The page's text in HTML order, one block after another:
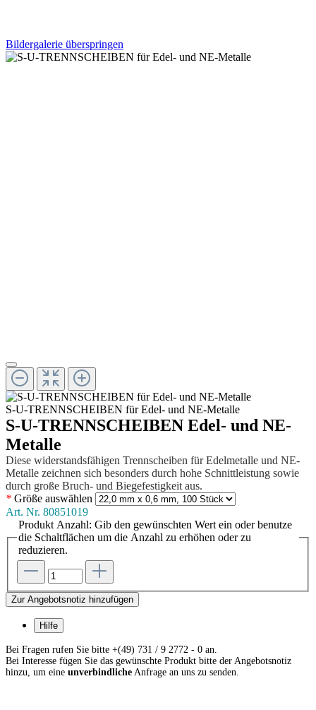
Bildergalerie überspringen
S-U-TRENNSCHEIBEN für Edel- und NE-Metalle
S-U-TRENNSCHEIBEN Edel- und NE-
Metalle
Diese widerstandsfähigen Trennscheiben für Edelmetalle und NE-
Metalle zeichnen sich besonders durch hohe Schnittleistung sowie
durch große Bruch- und Biegefestigkeit aus.
* Größe auswählen
Art. Nr. 80851019
Produkt Anzahl: Gib den gewünschten Wert ein oder benutze
die Schaltflächen um die Anzahl zu erhöhen oder zu
reduzieren.
Zur Angebotsnotiz hinzufügen
Hilfe
Bei Fragen rufen Sie bitte +(49) 731 / 9 2772 - 0 an.
Bei Interesse fügen Sie das gewünschte Produkt bitte der Angebotsnotiz
hinzu, um eine unverbindliche Anfrage an uns zu senden.